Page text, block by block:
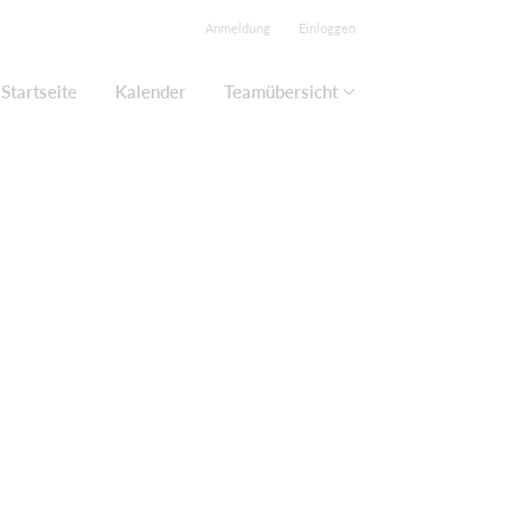
Anmeldung Einloggen
Startseite Kalender Teamübersicht